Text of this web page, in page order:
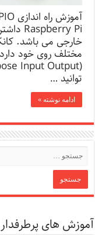
مختلف روی خود
توانید …
ادامه نوشته »
آموزش های پرطرفدار